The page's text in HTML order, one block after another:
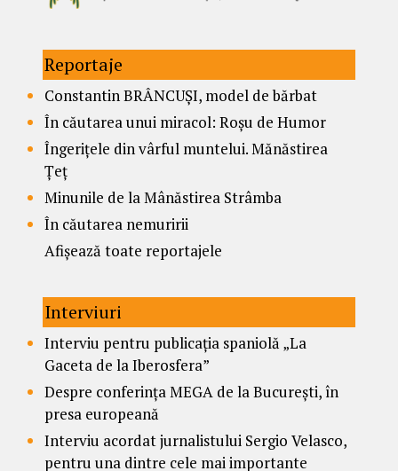
Reportaje
Constantin BRÂNCUȘI, model de bărbat
În căutarea unui miracol: Roșu de Humor
Îngerițele din vârful muntelui. Mănăstirea
Țeț
Minunile de la Mânăstirea Strâmba
În căutarea nemuririi
Afișează toate reportajele
Interviuri
Interviu pentru publicația spaniolă „La
Gaceta de la Iberosfera”
Despre conferința MEGA de la București, în
presa europeană
Interviu acordat jurnalistului Sergio Velasco,
pentru una dintre cele mai importante